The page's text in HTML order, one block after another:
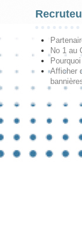
No 1 au
Afficher